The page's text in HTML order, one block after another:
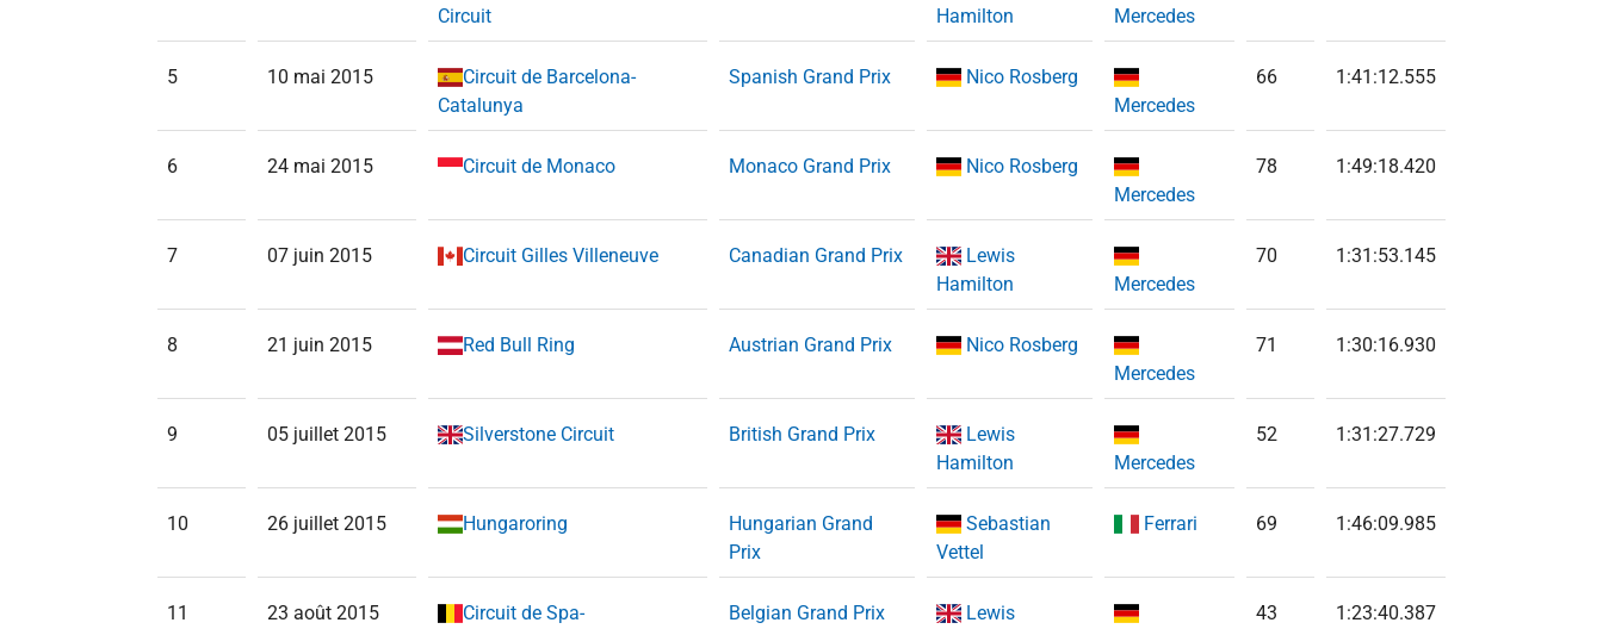
Circuit
Hamilton
Mercedes
5 10 mai 2015
Circuit de Barcelona-
Catalunya
Spanish Grand Prix
Nico Rosberg
Mercedes
66 1:41:12.555
6 24 mai 2015 Circuit de Monaco Monaco Grand Prix
Nico Rosberg
Mercedes
78 1:49:18.420
7 07 juin 2015 Circuit Gilles Villeneuve Canadian Grand Prix
Lewis
Hamilton
Mercedes
70 1:31:53.145
8 21 juin 2015 Red Bull Ring Austrian Grand Prix
Nico Rosberg
Mercedes
71 1:30:16.930
9 05 juillet 2015 Silverstone Circuit British Grand Prix
Lewis
Hamilton
Mercedes
52 1:31:27.729
10 26 juillet 2015 Hungaroring
Hungarian Grand
Prix
Sebastian
Vettel
Ferrari 69 1:46:09.985
11 23 août 2015
Circuit de Spa-
Belgian Grand Prix
Lewis
43 1:23:40.387